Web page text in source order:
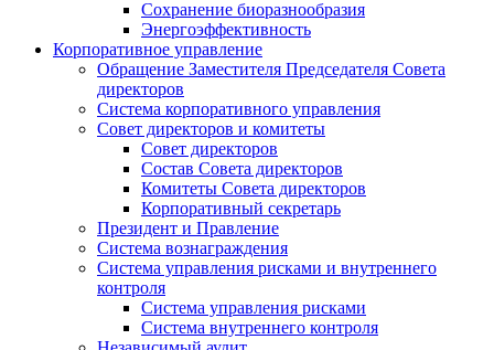
Сохранение биоразнообразия
Энергоэффективность
Корпоративное управление
Обращение Заместителя Председателя Совета
директоров
Система корпоративного управления
Совет директоров и комитеты
Совет директоров
Состав Совета директоров
Комитеты Совета директоров
Корпоративный секретарь
Президент и Правление
Система вознаграждения
Система управления рисками и внутреннего
контроля
Система управления рисками
Система внутреннего контроля